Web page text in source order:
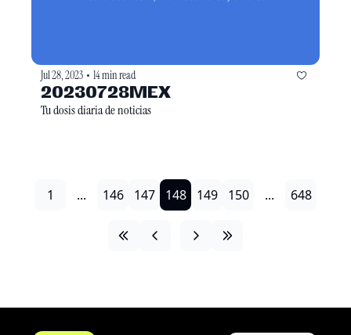
Jul 28, 2023 • 14 min read
20230728MEX
Tu dosis diaria de noticias
1 ... 146 147 148 149 150 ... 648